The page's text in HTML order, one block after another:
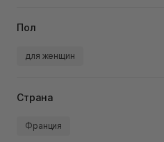
Пол
для женщин
Страна
Франция